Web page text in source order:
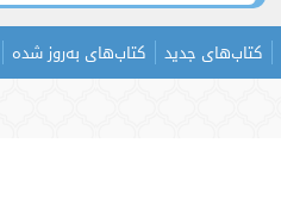
کتاب‌های جدید کتاب‌های به‌روز شده